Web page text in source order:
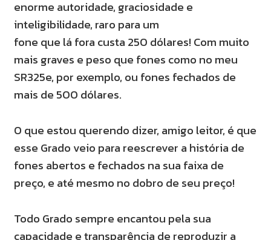
enorme autoridade, graciosidade e
inteligibilidade, raro para um
fone que lá fora custa 250 dólares! Com muito
mais graves e peso que fones como no meu
SR325e, por exemplo, ou fones fechados de
mais de 500 dólares.
O que estou querendo dizer, amigo leitor, é que
esse Grado veio para reescrever a história de
fones abertos e fechados na sua faixa de
preço, e até mesmo no dobro de seu preço!
Todo Grado sempre encantou pela sua
capacidade e transparência de reproduzir a